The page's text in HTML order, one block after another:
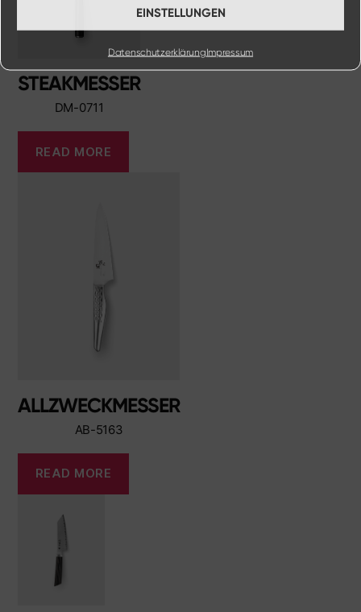
EINSTELLUNGEN
DatenschutzerklärungImpressum
STEAKMESSER
DM-0711
READ MORE
ALLZWECKMESSER
AB-5163
READ MORE